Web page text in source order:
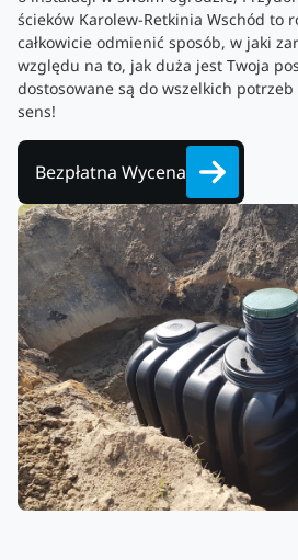
ścieków Karolew-Retkinia Wschód to
całkowicie odmienić sposób, w jaki
względu na to, jak duża jest Twoja
dostosowane są do wszelkich
sens!
Bezpłatna Wycena